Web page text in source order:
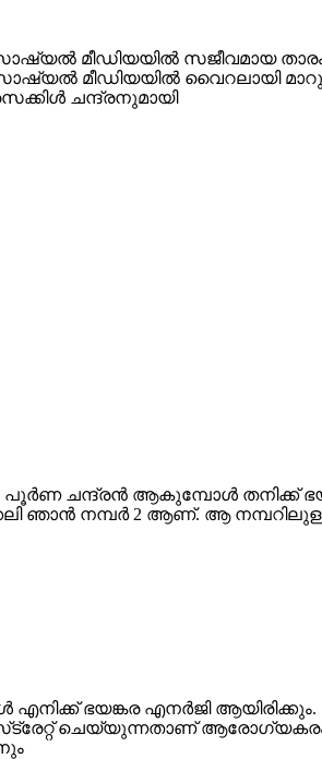
മീഡിയയില്‍ സജീവമായ താരം
മീഡിയയില്‍ വൈറലായി
ചന്ദ്രനുമായി
ചന്ദ്രന്‍ ആകുമ്പോള്‍ തനിക്ക്
ഞാന്‍ നമ്പര്‍ 2 ആണ്. ആ
എനിക്ക് ഭയങ്കര എനര്‍ജി
ചെയ്യുന്നതാണ് ആരോഗ്യകരം.